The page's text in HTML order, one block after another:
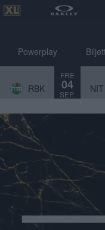
Powerplay
RBK
FRE
04
SEP. NIT